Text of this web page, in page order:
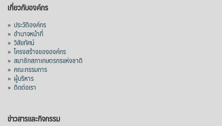
เกี่ยวกับองค์กร
» ประวัติองค์กร
» อำนาจหน้าที่
» วิสัยทัศน์
» โครงสร้างขององค์กร
» สมาชิกสภาเกษตรกรแห่งชาติ
» คณะกรรมการ
» ผู้บริหาร
» ติดต่อเรา
ข่าวสารและกิจกรรม